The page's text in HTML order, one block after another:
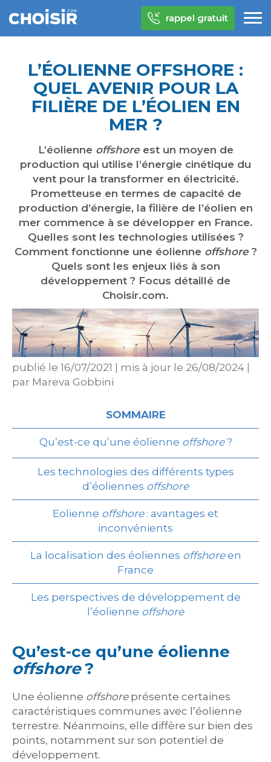
rappel gratuit
L’ÉOLIENNE OFFSHORE :
QUEL AVENIR POUR LA
FILIÈRE DE L’ÉOLIEN EN
MER ?
L’éolienne offshoreest un moyen de
production qui utilise l’énergie cinétique du
vent pour la transformer en électricité.
Prometteuse en termes de capacité de
production d’énergie, la filière de l’éolien en
mer commence à se développer en France.
Quelles sont les technologies utilisées ?
Comment fonctionne une éolienne offshore?
Quels sont les enjeux liés à son
développement ? Focus détaillé de
Choisir.com.
publié le 16/07/2021 mis à jour le 26/08/2024
par Mareva Gobbini
SOMMAIRE
Qu’est-ce qu’une éolienne offshore?
Les technologies des différents types
d’éoliennes offshore
Eolienne offshore: avantages et
inconvénients
La localisation des éoliennes offshoreen
France
Les perspectives de développement de
l’éolienne offshore
Qu’est-ce qu’une éolienne
offshore?
Une éolienne offshoreprésente certaines
caractéristiques communes avec l’éolienne
terrestre. Néanmoins, elle diffère sur bien des
points, notamment sur son potentiel de
développement.